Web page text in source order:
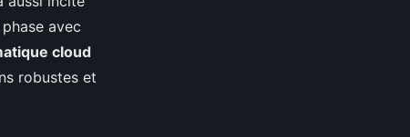
avec
cloud
robustes et